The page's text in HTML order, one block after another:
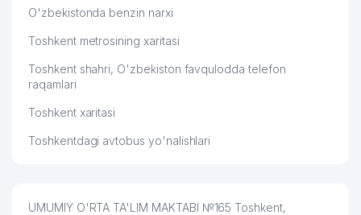
O'zbekistonda benzin narxi
Toshkent metrosining xaritasi
Toshkent shahri, O'zbekiston favqulodda telefon
raqamlari
Toshkent xaritasi
Toshkentdagi avtobus yo'nalishlari
UMUMIY O'RTA TA'LIM MAKTABI №165 Toshkent,